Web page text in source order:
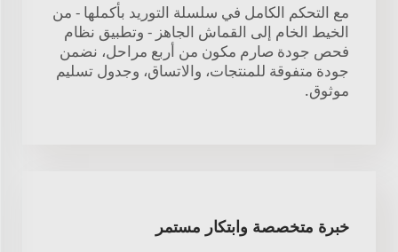
مع التحكم الكامل في سلسلة التوريد بأكملها - من
الخيط الخام إلى القماش الجاهز - وتطبيق نظام
فحص جودة صارم مكون من أربع مراحل، نضمن
جودة متفوقة للمنتجات، والاتساق، وجدول تسليم
موثوق.
خبرة متخصصة وابتكار مستمر